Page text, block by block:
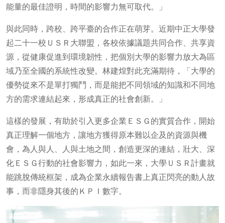
能量的最佳證明，時間的影響力無可取代。」
與此同時，跨校、跨平臺的合作正在萌芽。近期中正大學發
起二十一校ＵＳＲ大聯盟，各校依據議題共同合作、共享資
源，從健康促進到環境韌性，把個別大學的影響力放大為區
域乃至全國的系統性改變。林建煌對此充滿期待，「大學的
優勢從來不是單打獨鬥，而是能把不同領域的知識和不同地
方的需求連結起來，形成真正的社會創新。」
這樣的發展，有助於引入更多企業ＥＳＧ的實質合作，開始
真正理解一個地方，讓地方獲得原本難以企及的資源與機
會，為人與人、人與土地之間，創造更深的連結，壯大、深
化ＥＳＧ行動的社會影響力，如此一來，大學ＵＳＲ計畫就
能跳脫傳統框架，成為企業永續報告書上真正閃亮的動人故
事，而非隱身其後的ＫＰＩ數字。